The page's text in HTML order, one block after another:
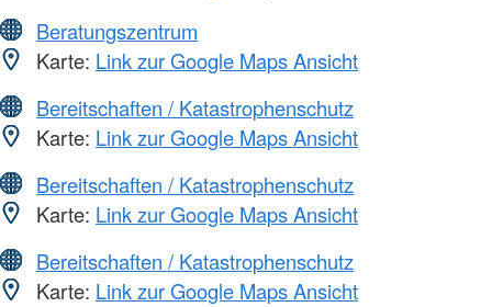
Beratungszentrum
Karte: Link zur Google Maps Ansicht
Bereitschaften / Katastrophenschutz
Karte: Link zur Google Maps Ansicht
Bereitschaften / Katastrophenschutz
Karte: Link zur Google Maps Ansicht
Bereitschaften / Katastrophenschutz
Karte: Link zur Google Maps Ansicht